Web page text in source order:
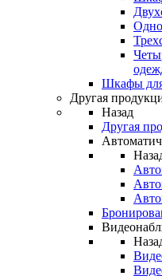
Шкафы для
Другая
Назад
Другая